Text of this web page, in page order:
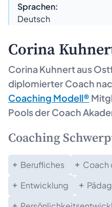
Sprachen:
Deutsch
Corina
Corina Kuhnert aus
diplomierter Coach
Coaching Modell®
Pools der Coach
Coaching
Berufliches
Coach
Entwicklung